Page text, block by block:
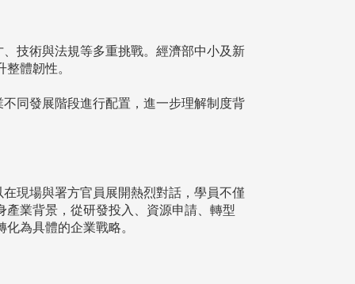
技術與法規等多重挑戰。經濟部中小及新
體韌性。
同發展階段進行配置，進一步理解制度背
現場與署方官員展開熱烈對話，學員不僅
業背景，從研發投入、資源申請、轉型
為具體的企業戰略。